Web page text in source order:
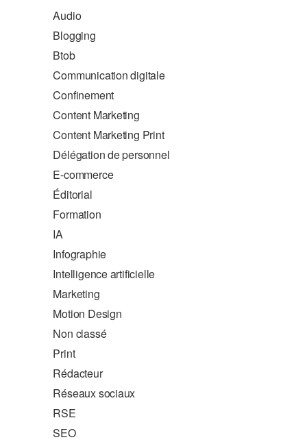
Audio
Blogging
Btob
Communication digitale
Confinement
Content Marketing
Content Marketing Print
Délégation de personnel
E-commerce
Éditorial
Formation
IA
Infographie
Intelligence artificielle
Marketing
Motion Design
Non classé
Print
Rédacteur
Réseaux sociaux
RSE
SEO